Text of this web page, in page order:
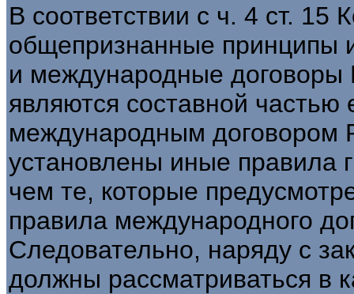
В соответствии с ч. 4 ст. 15
общепризнанные принципы
и международные договоры
являются составной
международным договором
установлены иные правила
чем те, которые
правила международного
Следовательно, наряду с
должны рассматриваться в